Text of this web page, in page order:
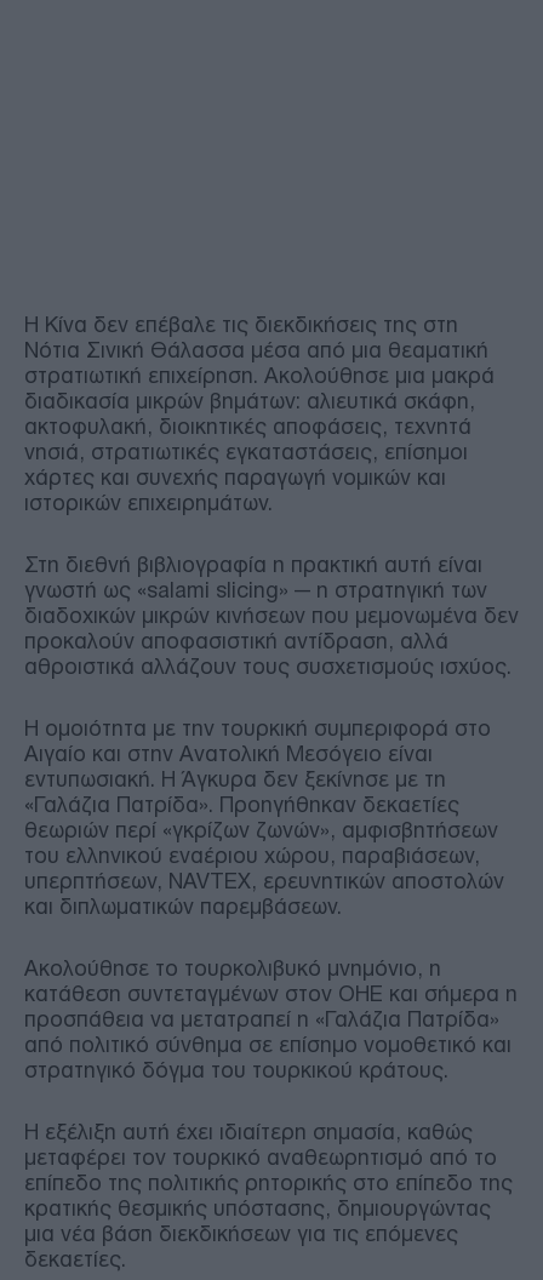
Η Κίνα δεν επέβαλε τις διεκδικήσεις της στη
Νότια Σινική Θάλασσα μέσα από μια θεαματική
στρατιωτική επιχείρηση. Ακολούθησε μια μακρά
διαδικασία μικρών βημάτων: αλιευτικά σκάφη,
ακτοφυλακή, διοικητικές αποφάσεις, τεχνητά
νησιά, στρατιωτικές εγκαταστάσεις, επίσημοι
χάρτες και συνεχής παραγωγή νομικών και
ιστορικών επιχειρημάτων.
Στη διεθνή βιβλιογραφία η πρακτική αυτή είναι
γνωστή ως «salami slicing» — η στρατηγική των
διαδοχικών μικρών κινήσεων που μεμονωμένα δεν
προκαλούν αποφασιστική αντίδραση, αλλά
αθροιστικά αλλάζουν τους συσχετισμούς ισχύος.
Η ομοιότητα με την τουρκική συμπεριφορά στο
Αιγαίο και στην Ανατολική Μεσόγειο είναι
εντυπωσιακή. Η Άγκυρα δεν ξεκίνησε με τη
«Γαλάζια Πατρίδα». Προηγήθηκαν δεκαετίες
θεωριών περί «γκρίζων ζωνών», αμφισβητήσεων
του ελληνικού εναέριου χώρου, παραβιάσεων,
υπερπτήσεων, NAVTEX, ερευνητικών αποστολών
και διπλωματικών παρεμβάσεων.
Ακολούθησε το τουρκολιβυκό μνημόνιο, η
κατάθεση συντεταγμένων στον ΟΗΕ και σήμερα η
προσπάθεια να μετατραπεί η «Γαλάζια Πατρίδα»
από πολιτικό σύνθημα σε επίσημο νομοθετικό και
στρατηγικό δόγμα του τουρκικού κράτους.
Η εξέλιξη αυτή έχει ιδιαίτερη σημασία, καθώς
μεταφέρει τον τουρκικό αναθεωρητισμό από το
επίπεδο της πολιτικής ρητορικής στο επίπεδο της
κρατικής θεσμικής υπόστασης, δημιουργώντας
μια νέα βάση διεκδικήσεων για τις επόμενες
δεκαετίες.